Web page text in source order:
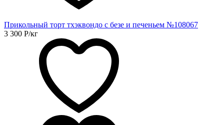
Прикольный торт тхэквондо с безе и печеньем №108067
3 300 Р/кг